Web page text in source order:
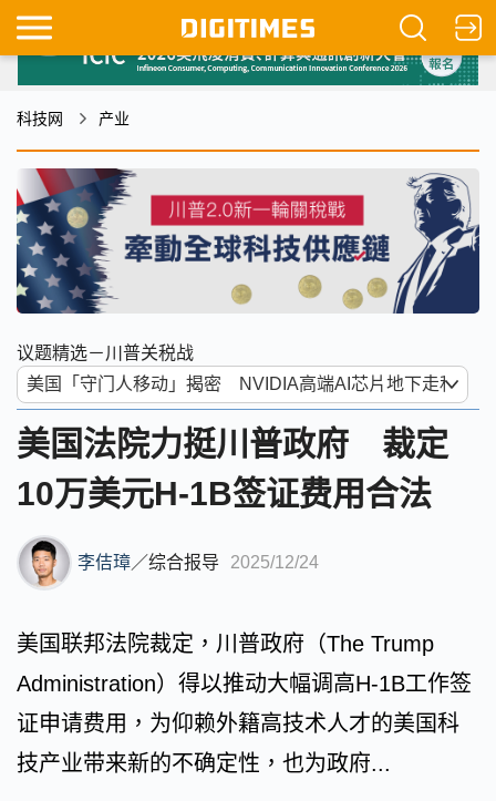
科技网 产业
议题精选－川普关税战
美国法院力挺川普政府 裁定
10万美元H-1B签证费用合法
李佶璋／综合报导 2025/12/24
美国联邦法院裁定，川普政府（The Trump
Administration）得以推动大幅调高H-1B工作签
证申请费用，为仰赖外籍高技术人才的美国科
技产业带来新的不确定性，也为政府...